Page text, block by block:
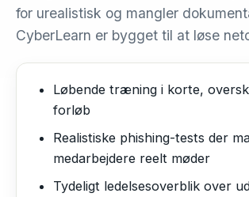
for urealistisk og mangler
CyberLearn er bygget til at løse
Løbende træning i korte,
forløb
Realistiske phishing-tests der
medarbejdere reelt møder
Tydeligt ledelsesoverblik over